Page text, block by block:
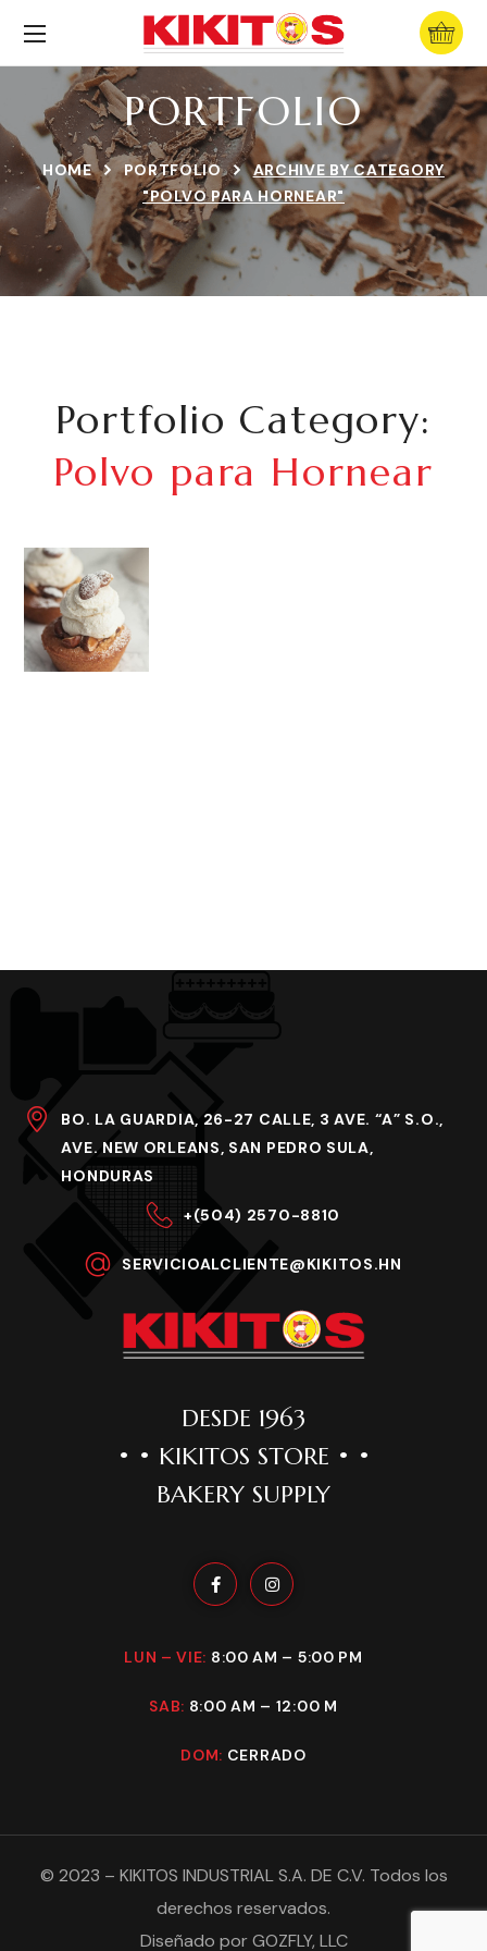
PORTFOLIO
HOME PORTFOLIO
ARCHIVE BY CATEGORY
"POLVO PARA HORNEAR"
Portfolio Category:
Polvo para Hornear
BO. LA GUARDIA, 26-27 CALLE, 3 AVE. “A” S.O.,
AVE. NEW ORLEANS, SAN PEDRO SULA,
HONDURAS
+(504) 2570-8810
SERVICIOALCLIENTE@KIKITOS.HN
DESDE 1963
• • KIKITOS STORE • •
BAKERY SUPPLY
LUN – VIE: 8:00 AM – 5:00 PM
SAB: 8:00 AM – 12:00 M
DOM: CERRADO
© 2023 – KIKITOS INDUSTRIAL S.A. DE C.V. Todos los
derechos reservados.
Diseñado porGOZFLY, LLC